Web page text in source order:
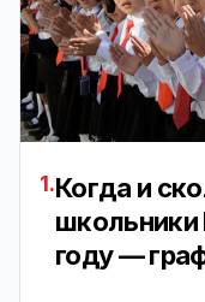
1.Когда и
школьники
году —